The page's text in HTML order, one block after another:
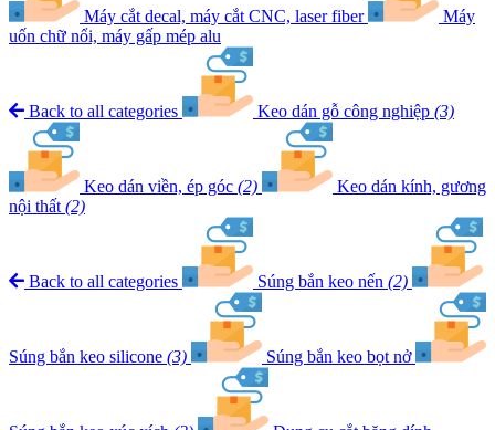
Máy cắt decal, máy cắt CNC, laser fiber
Máy
uốn chữ nổi, máy gấp mép alu
Back to all categories Keo dán gỗ công nghiệp (3)
Keo dán viền, ép góc (2)
Keo dán kính, gương
nội thất (2)
Back to all categories Súng bắn keo nến (2)
Súng bắn keo silicone (3) Súng bắn keo bọt nở